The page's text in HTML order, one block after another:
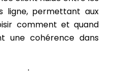
ligne, permettant aux
comment et quand
une cohérence dans